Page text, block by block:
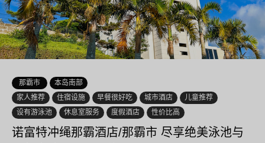
那霸市
本岛南部
家人推荐
住宿设施 早餐很好吃 城市酒店
儿童推荐
设有游泳池
休息室服务 度假酒店 性价比高
诺富特冲绳那霸酒店/那霸市 尽享绝美泳池与